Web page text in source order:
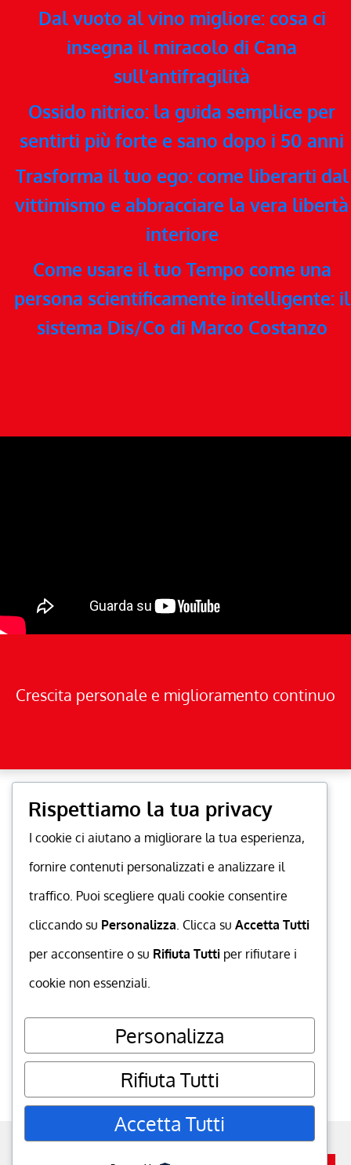
Dal vuoto al vino migliore: cosa ci
insegna il miracolo di Cana
sull’antifragilità
Ossido nitrico: la guida semplice per
sentirti più forte e sano dopo i 50 anni
Trasforma il tuo ego: come liberarti dal
vittimismo e abbracciare la vera libertà
interiore
Come usare il tuo Tempo come una
persona scientificamente intelligente: il
sistema Dis/Co di Marco Costanzo
Crescita personale e miglioramento continuo
powered byMuccaGialla.com. P.IVA
Rispettiamo la tua privacy
I cookie ci aiutano a migliorare la tua esperienza,
fornire contenuti personalizzati e analizzare il
traffico. Puoi scegliere quali cookie consentire
cliccando su Personalizza. Clicca su Accetta Tutti
per acconsentire o su Rifiuta Tutti per rifiutare i
cookie non essenziali.
Personalizza
Rifiuta Tutti
Accetta Tutti